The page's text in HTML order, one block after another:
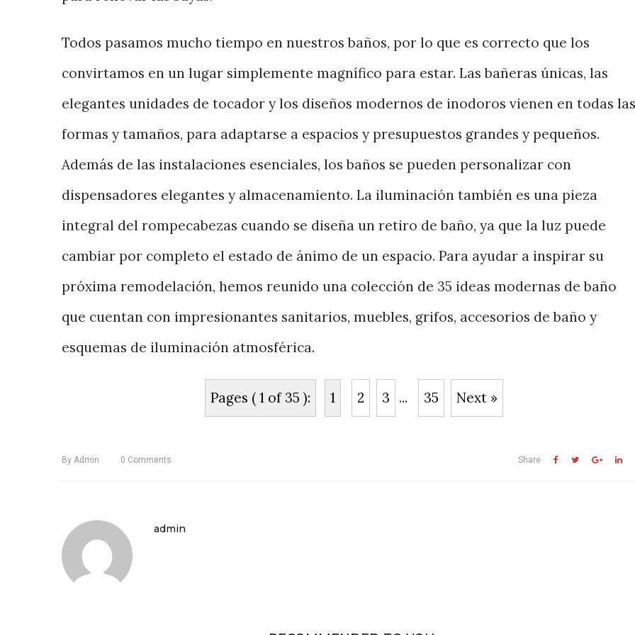
Todos pasamos mucho tiempo en nuestros baños, por lo que es correcto que los
convirtamos en un lugar simplemente magnífico para estar. Las bañeras únicas, las
elegantes unidades de tocador y los diseños modernos de inodoros vienen en todas las
formas y tamaños, para adaptarse a espacios y presupuestos grandes y pequeños.
Además de las instalaciones esenciales, los baños se pueden personalizar con
dispensadores elegantes y almacenamiento. La iluminación también es una pieza
integral del rompecabezas cuando se diseña un retiro de baño, ya que la luz puede
cambiar por completo el estado de ánimo de un espacio. Para ayudar a inspirar su
próxima remodelación, hemos reunido una colección de 35 ideas modernas de baño
que cuentan con impresionantes sanitarios, muebles, grifos, accesorios de baño y
esquemas de iluminación atmosférica.
Pages ( 1 of 35 ): 1 2 3 ... 35 Next »
By Admin 0 Comments Share
admin